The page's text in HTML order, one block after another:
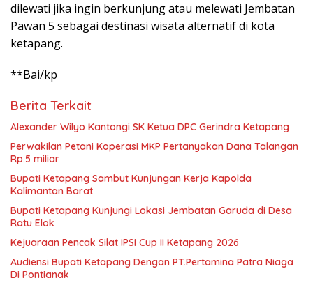
dilewati jika ingin berkunjung atau melewati Jembatan
Pawan 5 sebagai destinasi wisata alternatif di kota
ketapang.
**Bai/kp
Berita Terkait
Alexander Wilyo Kantongi SK Ketua DPC Gerindra Ketapang
Perwakilan Petani Koperasi MKP Pertanyakan Dana Talangan
Rp.5 miliar
Bupati Ketapang Sambut Kunjungan Kerja Kapolda
Kalimantan Barat
Bupati Ketapang Kunjungi Lokasi Jembatan Garuda di Desa
Ratu Elok
Kejuaraan Pencak Silat IPSI Cup II Ketapang 2026
Audiensi Bupati Ketapang Dengan PT.Pertamina Patra Niaga
Di Pontianak